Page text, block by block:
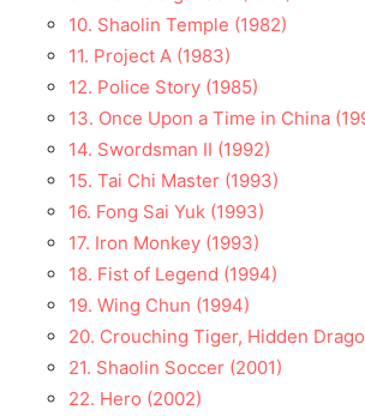
10. Shaolin Temple (1982)
11. Project A (1983)
12. Police Story (1985)
13. Once Upon a Time in China
14. Swordsman II (1992)
15. Tai Chi Master (1993)
16. Fong Sai Yuk (1993)
17. Iron Monkey (1993)
18. Fist of Legend (1994)
19. Wing Chun (1994)
20. Crouching Tiger, Hidden
21. Shaolin Soccer (2001)
22. Hero (2002)